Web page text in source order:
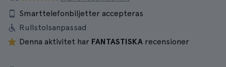
Smarttelefonbiljetter accepteras
Rullstolsanpassad
Denna aktivitet har FANTASTISKA recensioner